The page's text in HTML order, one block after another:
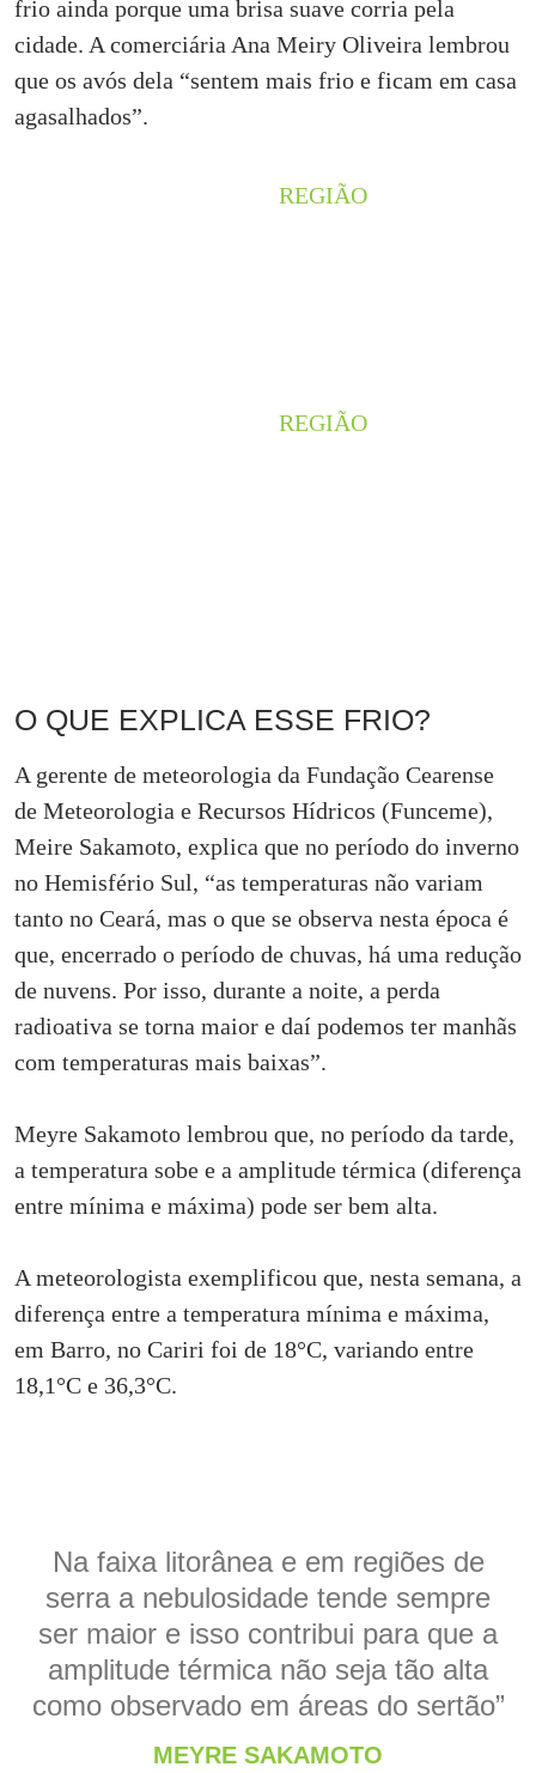
frio ainda porque uma brisa suave corria pela
cidade. A comerciária Ana Meiry Oliveira lembrou
que os avós dela “sentem mais frio e ficam em casa
agasalhados”.
REGIÃO
REGIÃO
O QUE EXPLICA ESSE FRIO?
A gerente de meteorologia da Fundação Cearense
de Meteorologia e Recursos Hídricos (Funceme),
Meire Sakamoto, explica que no período do inverno
no Hemisfério Sul, “as temperaturas não variam
tanto no Ceará, mas o que se observa nesta época é
que, encerrado o período de chuvas, há uma redução
de nuvens. Por isso, durante a noite, a perda
radioativa se torna maior e daí podemos ter manhãs
com temperaturas mais baixas”.
Meyre Sakamoto lembrou que, no período da tarde,
a temperatura sobe e a amplitude térmica (diferença
entre mínima e máxima) pode ser bem alta.
A meteorologista exemplificou que, nesta semana, a
diferença entre a temperatura mínima e máxima,
em Barro, no Cariri foi de 18°C, variando entre
18,1°C e 36,3°C.
Na faixa litorânea e em regiões de
serra a nebulosidade tende sempre
ser maior e isso contribui para que a
amplitude térmica não seja tão alta
como observado em áreas do sertão”
MEYRE SAKAMOTO